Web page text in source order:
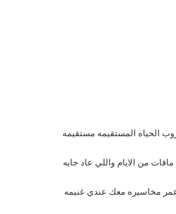
الحياه المستقيمه مستقيمه
من الايام واللي عاد جايه
عمر مخاسيره معك عندي غنيمه